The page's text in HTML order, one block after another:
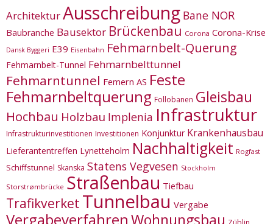
ArchitekturAusschreibung Bane NOR
Baubranche Bausektor Brückenbau Corona Corona-Krise
Dansk Byggeri E39 Eisenbahn Fehmarnbelt-Querung
Fehmarnbelt-Tunnel Fehmarnbelttunnel
Fehmarntunnel Femern AS Feste
Fehmarnbeltquerung Follobanen Gleisbau
Hochbau Holzbau Implenia Infrastruktur
Infrastrukturinvestitionen Investitionen Konjunktur Krankenhausbau
Lieferantentreffen Lynetteholm Nachhaltigkeit Rogfast
Schiffstunnel Skanska Statens Vegvesen Stockholm
Storstrømbrücke Straßenbau Tiefbau
Trafikverket Tunnelbau Vergabe
VergabeverfahrenWohnungsbau